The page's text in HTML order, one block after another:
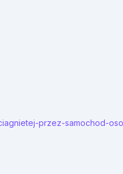
przez-samochod-